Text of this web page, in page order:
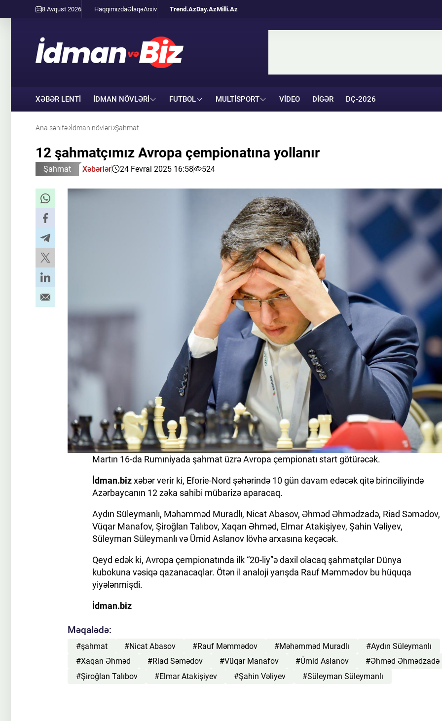
8 Avqust 2026 HaqqımızdaƏlaqəArxiv Trend.AzDay.AzMilli.Az
XƏBƏR LENTİ İDMAN NÖVLƏRI FUTBOL MULTISPORT VIDEO DIGƏR DÇ-2026
Ana səhifə İdman növləri Şahmat
12 şahmatçımız Avropa çempionatına yollanır
Şahmat Xəbərlər 24 Fevral 2025 16:58 524
Martın 16-da Rumıniyada şahmat üzrə Avropa çempionatı start götürəcək.
İdman.bizxəbər verir ki, Eforie-Nord şəhərində 10 gün davam edəcək qitə birinciliyində
Azərbaycanın 12 zəka sahibi mübarizə aparacaq.
Aydın Süleymanlı, Məhəmməd Muradlı, Nicat Abasov, Əhməd Əhmədzadə, Riad Səmədov,
Vüqar Manafov, Şiroğlan Talıbov, Xaqan Əhməd, Elmar Atakişiyev, Şahin Vəliyev,
Süleyman Süleymanlı və Ümid Aslanov lövhə arxasına keçəcək.
Qeyd edək ki, Avropa çempionatında ilk “20-liy”ə daxil olacaq şahmatçılar Dünya
kubokuna vəsiqə qazanacaqlar. Ötən il analoji yarışda Rauf Məmmədov bu hüquqa
yiyələnmişdi.
İdman.biz
Məqalədə:
#şahmat #Nicat Abasov #Rauf Məmmədov #Məhəmməd Muradlı
#Aydın Süleymanlı
#Xaqan Əhməd
#Riad Səmədov #Vüqar Manafov #Ümid Aslanov
#Əhməd Əhmədzadə
#Şiroğlan Talıbov
#Elmar Atakişiyev #Şahin Vəliyev #Süleyman Süleymanlı